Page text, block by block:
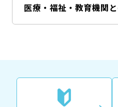
医療・福祉・教育機関